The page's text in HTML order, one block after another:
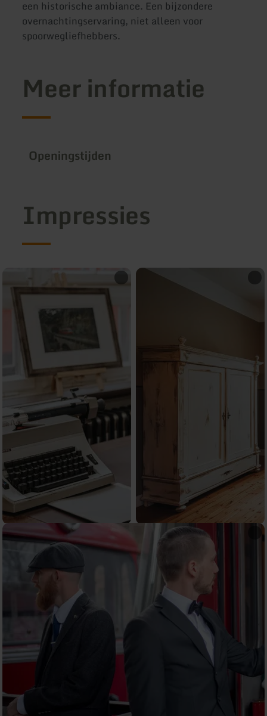
een historische ambiance. Een bijzondere
overnachtingservaring, niet alleen voor
spoorwegliefhebbers.
Meer informatie
Openingstijden
Impressies